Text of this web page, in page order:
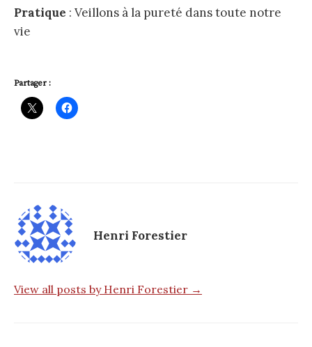
Pratique : Veillons à la pureté dans toute notre
vie
Partager :
Henri Forestier
View all posts by Henri Forestier →